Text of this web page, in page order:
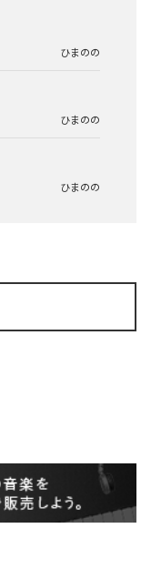
ひまのの
ひまのの
ひまのの